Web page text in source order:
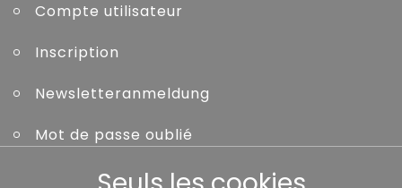
Compte utilisateur
Inscription
Newsletteranmeldung
Mot de passe oublié